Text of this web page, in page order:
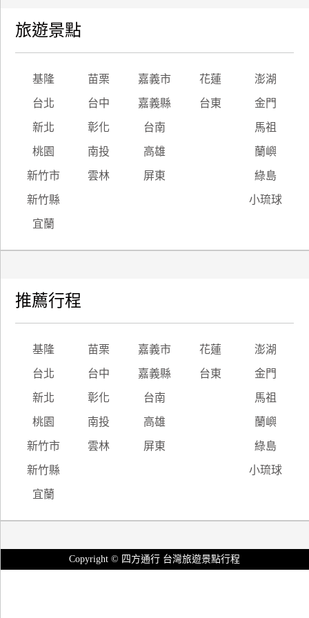
旅遊景點
基隆 苗栗 嘉義市 花蓮 澎湖
台北 台中 嘉義縣 台東 金門
新北 彰化 台南 馬祖
桃園 南投 高雄 蘭嶼
新竹市 雲林 屏東 綠島
新竹縣 小琉球
宜蘭
推薦行程
基隆 苗栗 嘉義市 花蓮 澎湖
台北 台中 嘉義縣 台東 金門
新北 彰化 台南 馬祖
桃園 南投 高雄 蘭嶼
新竹市 雲林 屏東 綠島
新竹縣 小琉球
宜蘭
Copyright © 四方通行 台灣旅遊景點行程